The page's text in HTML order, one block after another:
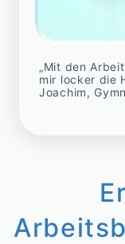
„Mit den
mir locker die
Joachim,